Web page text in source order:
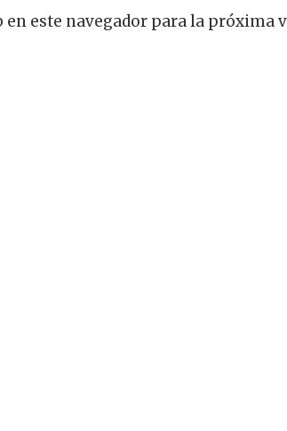
este navegador para la próxima